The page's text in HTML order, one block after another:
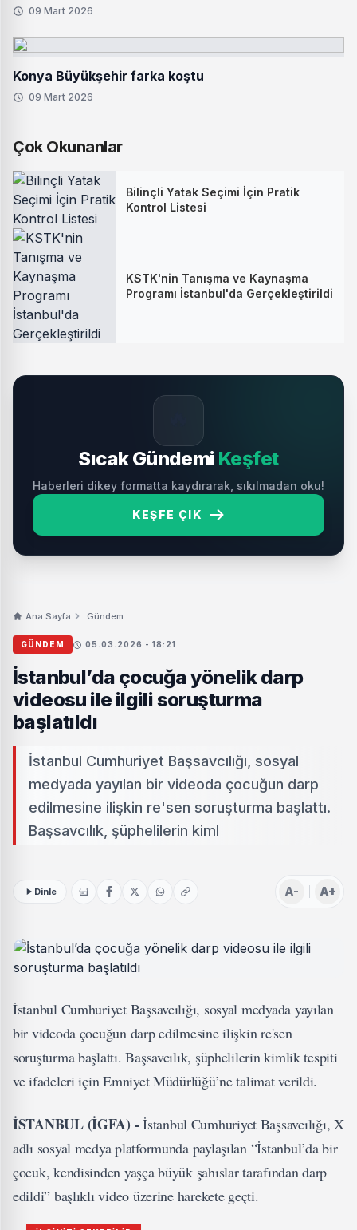
09 Mart 2026
Konya Büyükşehir farka koştu
09 Mart 2026
Çok Okunanlar
Bilinçli Yatak Seçimi İçin Pratik
Kontrol Listesi
KSTK'nin Tanışma ve Kaynaşma
Programı İstanbul'da Gerçekleştirildi
Sıcak Gündemi Keşfet
Haberleri dikey formatta kaydırarak, sıkılmadan oku!
KEŞFE ÇIK
Ana Sayfa Gündem
GÜNDEM 05.03.2026 - 18:21
İstanbul’da çocuğa yönelik darp
videosu ile ilgili soruşturma
başlatıldı
İstanbul Cumhuriyet Başsavcılığı, sosyal
medyada yayılan bir videoda çocuğun darp
edilmesine ilişkin re'sen soruşturma başlattı.
Başsavcılık, şüphelilerin kiml
Dinle A- A+
İstanbul Cumhuriyet Başsavcılığı, sosyal medyada yayılan
bir videoda çocuğun darp edilmesine ilişkin re'sen
soruşturma başlattı. Başsavcılık, şüphelilerin kimlik tespiti
ve ifadeleri için Emniyet Müdürlüğü’ne talimat verildi.
İSTANBUL (İGFA) -İstanbul Cumhuriyet Başsavcılığı, X
adlı sosyal medya platformunda paylaşılan “İstanbul’da bir
çocuk, kendisinden yaşça büyük şahıslar tarafından darp
edildi” başlıklı video üzerine harekete geçti.